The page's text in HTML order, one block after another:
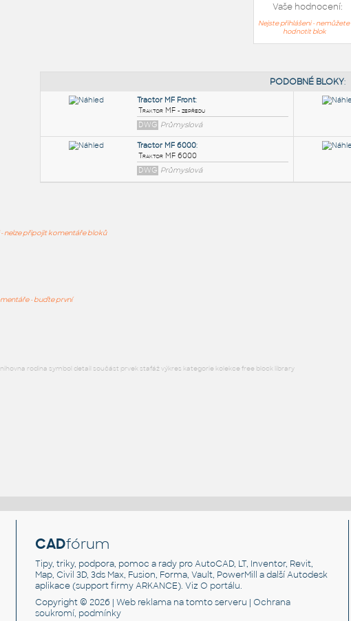
Vaše hodnocení:
Nejste přihlášeni - nemůžete
hodnotit blok
- nelze připojit komentáře bloků
- buďte první
rodina symbol detail součást prvek stafáž výkres kategorie kolekce free block library
CADfórum
Tipy, triky, podpora, pomoc a rady pro AutoCAD, LT, Inventor, Revit,
Map, Civil 3D, 3ds Max, Fusion, Forma, Vault, PowerMill a další Autodesk
aplikace (support firmy ARKANCE). VizO portálu.
Copyright © 2026 |Web reklama na tomto serveru |Ochrana
soukromí, podmínky